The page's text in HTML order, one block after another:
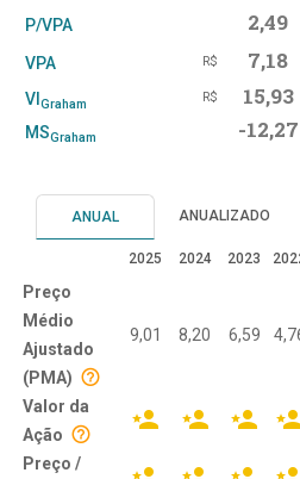
P/VPA 2,49
VPA R$ 7,18
VI Graham R$ 15,93
MSGraham -12,27
ANUAL ANUALIZADO
2025 2024 2023
Preço
Médio
Ajustado
(PMA)
9,01 8,20 6,59
Valor da
Ação
Preço /